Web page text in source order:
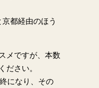
京都経由のほう
メですが、本数
ださい。
になり、その